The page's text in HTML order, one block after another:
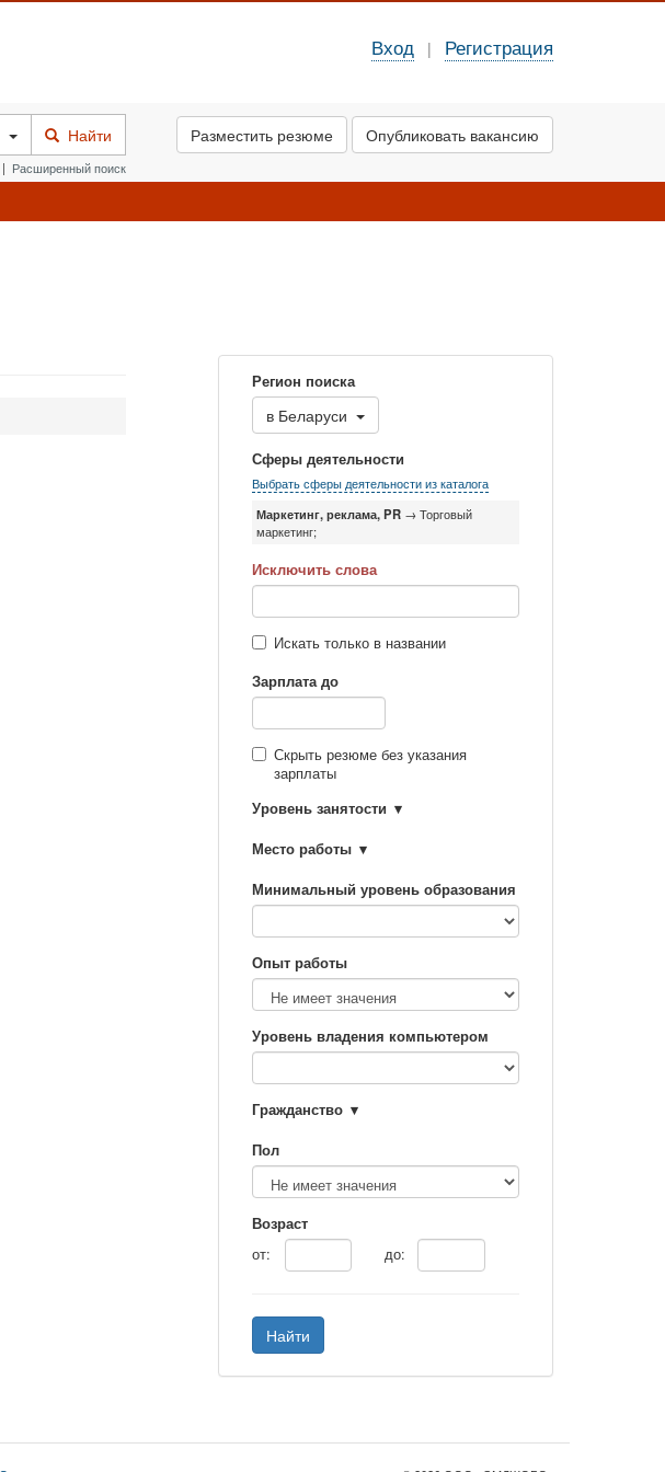
Вход | Регистрация
Найти
| Расширенный поиск
Разместить резюме Опубликовать вакансию
Регион поиска
в Беларуси
Сферы деятельности
Выбрать сферы деятельности из каталога
Маркетинг, реклама, PR → Торговый
маркетинг;
Исключить слова
Искать только в названии
Зарплата до
Скрыть резюме без указания
зарплаты
Уровень занятости
Место работы
Минимальный уровень образования
Опыт работы
Уровень владения компьютером
Гражданство
Пол
Возраст
от:
до:
Найти